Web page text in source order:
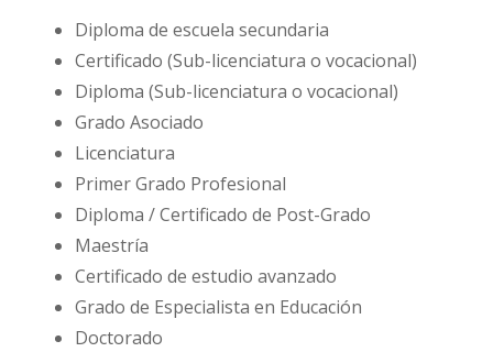
Diploma de escuela secundaria
Certificado (Sub-licenciatura o vocacional)
Diploma (Sub-licenciatura o vocacional)
Grado Asociado
Licenciatura
Primer Grado Profesional
Diploma / Certificado de Post-Grado
Maestría
Certificado de estudio avanzado
Grado de Especialista en Educación
Doctorado